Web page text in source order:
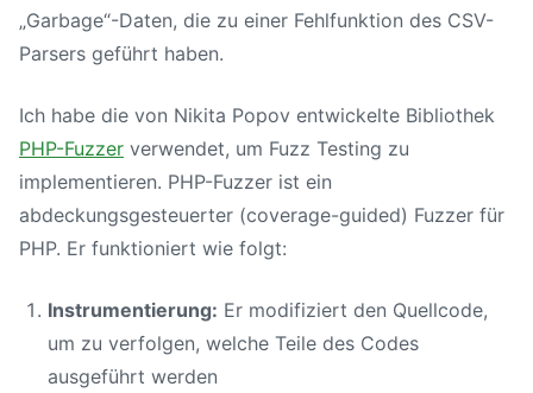
„Garbage“-Daten, die zu einer Fehlfunktion des CSV-
Parsers geführt haben.
Ich habe die von Nikita Popov entwickelte Bibliothek
PHP-Fuzzer verwendet, um Fuzz Testing zu
implementieren. PHP-Fuzzer ist ein
abdeckungsgesteuerter (coverage-guided) Fuzzer für
PHP. Er funktioniert wie folgt:
Instrumentierung: Er modifiziert den Quellcode,
um zu verfolgen, welche Teile des Codes
ausgeführt werden